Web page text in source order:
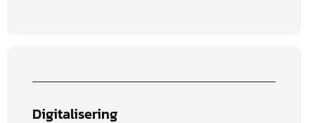
Digitalisering